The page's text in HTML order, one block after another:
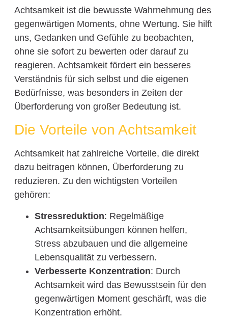
Achtsamkeit ist die bewusste Wahrnehmung des
gegenwärtigen Moments, ohne Wertung. Sie hilft
uns, Gedanken und Gefühle zu beobachten,
ohne sie sofort zu bewerten oder darauf zu
reagieren. Achtsamkeit fördert ein besseres
Verständnis für sich selbst und die eigenen
Bedürfnisse, was besonders in Zeiten der
Überforderung von großer Bedeutung ist.
Die Vorteile von Achtsamkeit
Achtsamkeit hat zahlreiche Vorteile, die direkt
dazu beitragen können, Überforderung zu
reduzieren. Zu den wichtigsten Vorteilen
gehören:
Stressreduktion: Regelmäßige
Achtsamkeitsübungen können helfen,
Stress abzubauen und die allgemeine
Lebensqualität zu verbessern.
Verbesserte Konzentration: Durch
Achtsamkeit wird das Bewusstsein für den
gegenwärtigen Moment geschärft, was die
Konzentration erhöht.